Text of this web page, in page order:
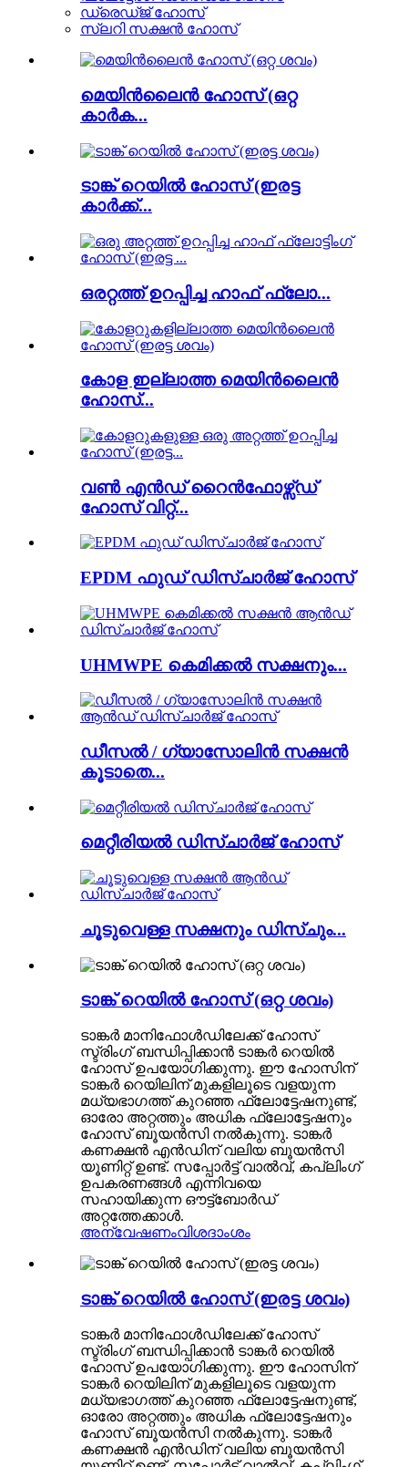
ഡ്രെഡ്ജ് ഹോസ്
സ്ലറി സക്ഷൻ ഹോസ്
മെയിൻലൈൻ ഹോസ് (ഒറ്റ
കാർക...
ടാങ്ക് റെയിൽ ഹോസ് (ഇരട്ട
കാർക്ക്...
ഒരറ്റത്ത് ഉറപ്പിച്ച ഹാഫ് ഫ്ലോ...
കോള ഇല്ലാത്ത മെയിൻലൈൻ
ഹോസ്...
വൺ എൻഡ് റൈൻഫോഴ്സ്ഡ്
ഹോസ് വിറ്റ്...
EPDM ഫുഡ് ഡിസ്ചാർജ് ഹോസ്
UHMWPE കെമിക്കൽ സക്ഷനും...
ഡീസൽ / ഗ്യാസോലിൻ സക്ഷൻ
കൂടാതെ...
മെറ്റീരിയൽ ഡിസ്ചാർജ് ഹോസ്
ചൂടുവെള്ള സക്ഷനും ഡിസ്ചും...
ടാങ്ക് റെയിൽ ഹോസ് (ഒറ്റ ശവം)
ടാങ്കർ മാനിഫോൾഡിലേക്ക് ഹോസ്
സ്ട്രിംഗ് ബന്ധിപ്പിക്കാൻ ടാങ്കർ റെയിൽ
ഹോസ് ഉപയോഗിക്കുന്നു. ഈ ഹോസിന്
ടാങ്കർ റെയിലിന് മുകളിലൂടെ വളയുന്ന
മധ്യഭാഗത്ത് കുറഞ്ഞ ഫ്ലോട്ടേഷനുണ്ട്,
ഓരോ അറ്റത്തും അധിക ഫ്ലോട്ടേഷനും
ഹോസ് ബൂയൻസി നൽകുന്നു. ടാങ്കർ
കണക്ഷൻ എൻഡിന് വലിയ ബൂയൻസി
യൂണിറ്റ് ഉണ്ട്. സപ്പോർട്ട് വാൽവ്, കപ്ലിംഗ്
ഉപകരണങ്ങൾ എന്നിവയെ
സഹായിക്കുന്ന ഔട്ട്ബോർഡ്
അറ്റത്തേക്കാൾ.
അന്വേഷണംവിശദാംശം
ടാങ്ക് റെയിൽ ഹോസ് (ഇരട്ട ശവം)
ടാങ്കർ മാനിഫോൾഡിലേക്ക് ഹോസ്
സ്ട്രിംഗ് ബന്ധിപ്പിക്കാൻ ടാങ്കർ റെയിൽ
ഹോസ് ഉപയോഗിക്കുന്നു. ഈ ഹോസിന്
ടാങ്കർ റെയിലിന് മുകളിലൂടെ വളയുന്ന
മധ്യഭാഗത്ത് കുറഞ്ഞ ഫ്ലോട്ടേഷനുണ്ട്,
ഓരോ അറ്റത്തും അധിക ഫ്ലോട്ടേഷനും
ഹോസ് ബൂയൻസി നൽകുന്നു. ടാങ്കർ
കണക്ഷൻ എൻഡിന് വലിയ ബൂയൻസി